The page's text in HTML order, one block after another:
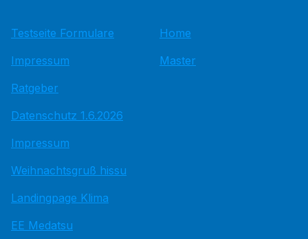
Testseite Formulare
Impressum
Ratgeber
Datenschutz 1.6.2026
Impressum
Weihnachtsgruß hissu
Landingpage Klima
EE Medatsu
Home
Master